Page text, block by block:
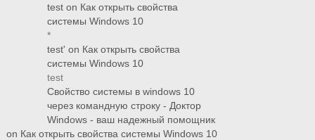
test on Как открыть свойства
системы Windows 10
*
test' on Как открыть свойства
системы Windows 10
test
Свойство системы в windows 10
через командную строку - Доктор
Windows - ваш надежный помощник
on Как открыть свойства системы Windows 10